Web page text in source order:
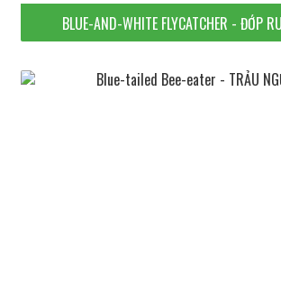
BLUE-AND-WHITE FLYCATCHER - ĐỚP